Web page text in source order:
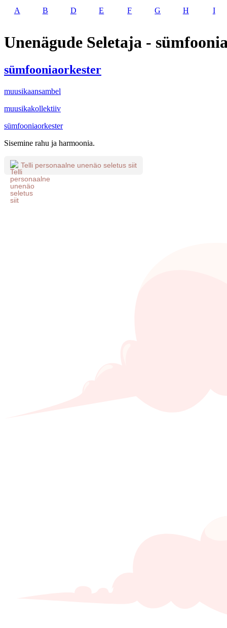
A B D E F G H I
Unenägude Seletaja -
sümfooniaorkester
muusikaansambel
muusikakollektiiv
sümfooniaorkester
Sisemine rahu ja harmoonia.
Telli personaalne unenäo seletus siit